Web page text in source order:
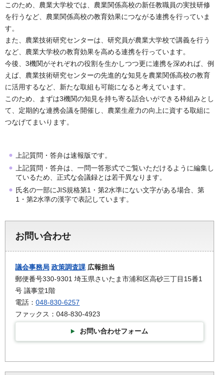
このため、農業大学校では、農業関係高校の新任教職員の実技研修
を行うなど、農業関係高校の教育効果につながる連携を行っていま
す。
また、農業技術研究センターは、研究員が農業大学校で講義を行う
など、農業大学校の教育効果を高める連携を行っています。
今後、3機関がそれぞれの役割を生かしつつ更に連携を深めれば、例
えば、農業技術研究センターの先進的な知見を農業関係高校の教育
に活用するなど、新たな取組も可能になると考えています。
このため、まずは3機関の知見を持ち寄る話合いができる枠組みとし
て、定期的な連携会議を開催し、農業生産力の向上に資する取組に
つなげてまいります。
上記質問・答弁は速報版です。
上記質問・答弁は、一問一答形式でご覧いただけるように編集し
ているため、正式な会議録とは若干異なります。
氏名の一部にJIS規格第1・第2水準にない文字がある場合、第
1・第2水準の漢字で表記しています。
お問い合わせ
議会事務局 政策調査課 広報担当
郵便番号330-9301 埼玉県さいたま市浦和区高砂三丁目15番1
号 議事堂1階
電話： 048-830-6257
ファックス：048-830-4923
お問い合わせフォーム